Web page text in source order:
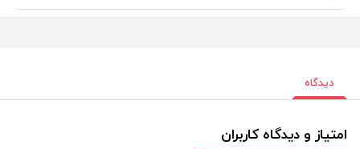
دیدگاه
امتیاز و دیدگاه کاربران